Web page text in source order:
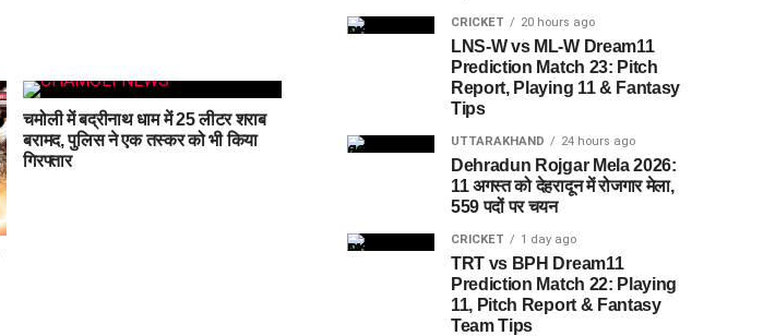
चमोली में बद्रीनाथ धाम में 25 लीटर शराब
बरामद, पुलिस ने एक तस्कर को भी किया
गिरफ्तार
CRICKET 20 hours ago
LNS-W vs ML-W Dream11
Prediction Match 23: Pitch
Report, Playing 11 & Fantasy
Tips
UTTARAKHAND 24 hours ago
Dehradun Rojgar Mela 2026:
11 अगस्त को देहरादून में रोजगार मेला,
559 पदों पर चयन
CRICKET 1 day ago
TRT vs BPH Dream11
Prediction Match 22: Playing
11, Pitch Report & Fantasy
Team Tips